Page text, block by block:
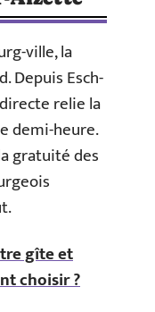
ville, la
Depuis Esch-
relie la
demi-heure.
gratuité des
gîte et
choisir ?